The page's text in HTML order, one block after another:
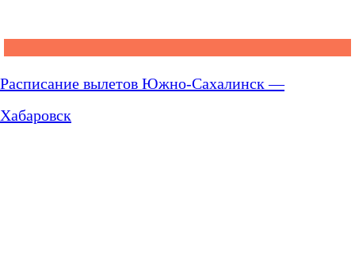
Расписание вылетов Южно-Сахалинск —
Хабаровск